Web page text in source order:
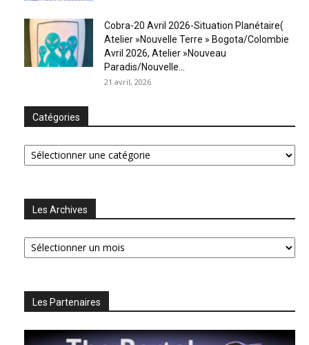
Cobra-20 Avril 2026-Situation Planétaire(
Atelier »Nouvelle Terre » Bogota/Colombie
Avril 2026, Atelier »Nouveau
Paradis/Nouvelle...
21 avril, 2026
Catégories
Catégories
Les Archives
Les
Archives
Les Partenaires